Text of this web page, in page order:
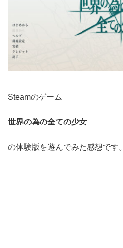
Steamのゲーム
世界の為の全ての少女
の体験版を遊んでみた感想です。